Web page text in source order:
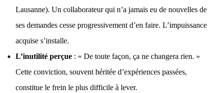
Lausanne). Un collaborateur qui n’a jamais eu de nouvelles de
ses demandes cesse progressivement d’en faire. L’impuissance
acquise s’installe.
L’inutilité perçue : « De toute façon, ça ne changera rien. »
Cette conviction, souvent héritée d’expériences passées,
constitue le frein le plus difficile à lever.